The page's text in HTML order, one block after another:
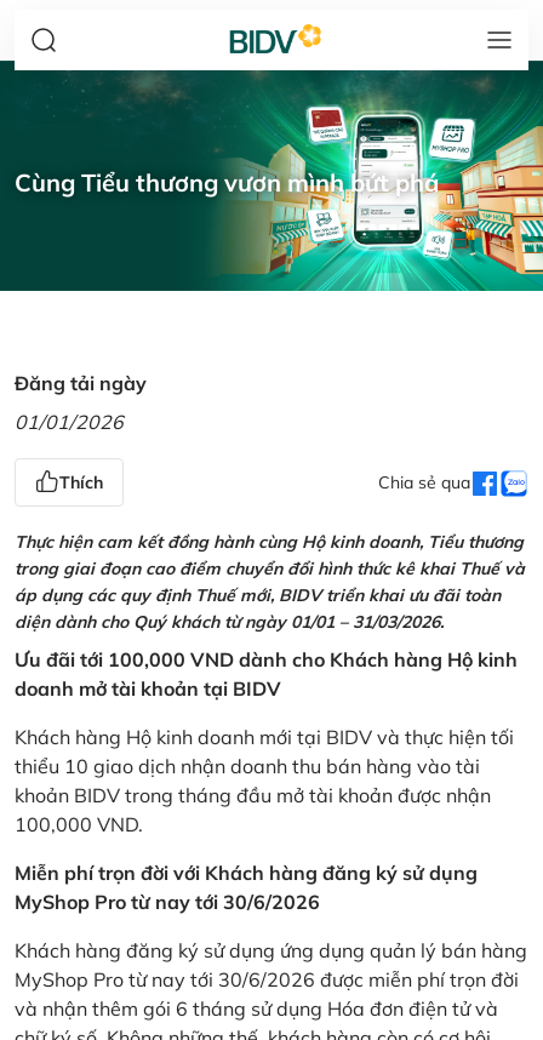
Cùng Tiểu thương vươn mình bứt phá
Đăng tải ngày
01/01/2026
Thích Chia sẻ qua
Thực hiện cam kết đồng hành cùng Hộ kinh doanh, Tiểu thương
trong giai đoạn cao điểm chuyển đổi hình thức kê khai Thuế và
áp dụng các quy định Thuế mới, BIDV triển khai ưu đãi toàn
diện dành cho Quý khách từ ngày 01/01 – 31/03/2026.
Ưu đãi tới 100,000 VND dành cho Khách hàng Hộ kinh
doanh mở tài khoản tại BIDV
Khách hàng Hộ kinh doanh mới tại BIDV và thực hiện tối
thiểu 10 giao dịch nhận doanh thu bán hàng vào tài
khoản BIDV trong tháng đầu mở tài khoản được nhận
100,000 VND.
Miễn phí trọn đời với Khách hàng đăng ký sử dụng
MyShop Pro từ nay tới 30/6/2026
Khách hàng đăng ký sử dụng ứng dụng quản lý bán hàng
MyShop Pro từ nay tới 30/6/2026 được miễn phí trọn đời
và nhận thêm gói 6 tháng sử dụng Hóa đơn điện tử và